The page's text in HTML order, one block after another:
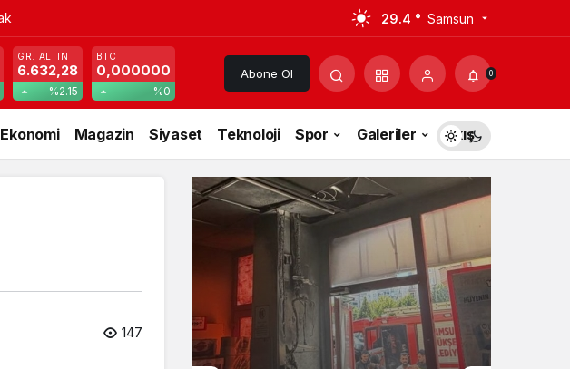
29.4 ° Samsun
GR. ALTIN
6.632,28
%2.15
BTC
0,000000
%0
Abone Ol 0
Ekonomi Magazin Siyaset Teknoloji Spor Galeriler Akış
147